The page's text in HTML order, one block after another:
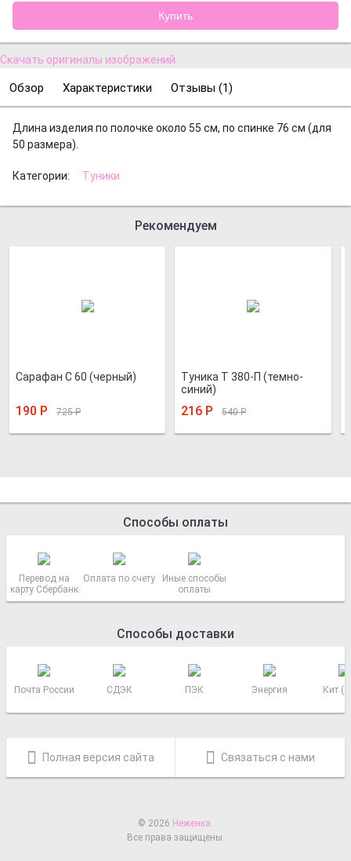
Скачать оригиналы изображений
Обзор Характеристики Отзывы (1)
Длина изделия по полочке около 55 см, по спинке 76 см (для
50 размера).
Категории: Туники
Рекомендуем
Сарафан С 60 (черный)
190 Р 725Р
Туника Т 380-П (темно-
синий)
216 Р 540Р
Способы оплаты
Перевод на
карту Сбербанк
Оплата по счету
Иные способы
оплаты
Способы доставки
Почта России СДЭК ПЭК Энергия Кит
Полная версия сайта Связаться с нами
© 2026 Неженка.
Все права защищены.